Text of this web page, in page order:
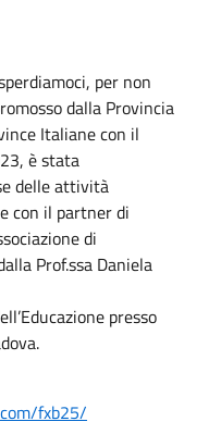
per non
dalla Provincia
Italiane con il
è stata
delle attività
con il partner di
di
Prof.ssa Daniela
presso
fxb25/